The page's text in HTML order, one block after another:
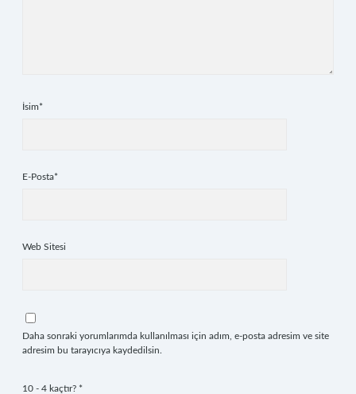
İsim*
E-Posta*
Web Sitesi
Daha sonraki yorumlarımda kullanılması için adım, e-posta adresim ve site
adresim bu tarayıcıya kaydedilsin.
10 - 4 kaçtır? *